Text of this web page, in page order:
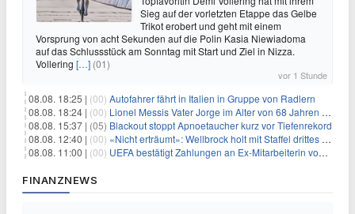
Sieg auf der vorletzten Etappe das Gelbe
Trikot erobert und geht mit einem
Vorsprung von acht Sekunden auf die Polin Kasia Niewiadoma
auf das Schlussstück am Sonntag mit Start und Ziel in Nizza.
Vollering […] (01)
vor 1 Stunde
08.08. 18:25 | (00) Autofahrer fährt in Italien in Gruppe von Radlern
08.08. 18:24 | (00) Lionel Messis Vater Jorge im Alter von 68 Jahren gestorben
08.08. 15:37 | (05) Blackout stoppt Apnoetaucher kurz vor Tiefenrekord
08.08. 12:40 | (00) «Nicht erträumt»: Wellbrock holt mit Staffel drittes EM-Gold
08.08. 11:00 | (00) UEFA bestätigt Zahlungen an Ex-Mitarbeiterin von Infantino
FINANZNEWS